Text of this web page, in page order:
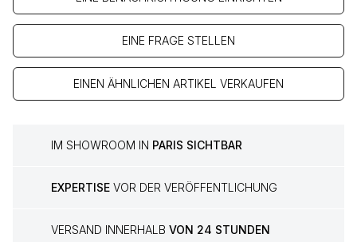
EINE FRAGE STELLEN
EINEN ÄHNLICHEN ARTIKEL VERKAUFEN
IM SHOWROOM IN PARIS SICHTBAR
EXPERTISE VOR DER VERÖFFENTLICHUNG
VERSAND INNERHALB VON 24 STUNDEN